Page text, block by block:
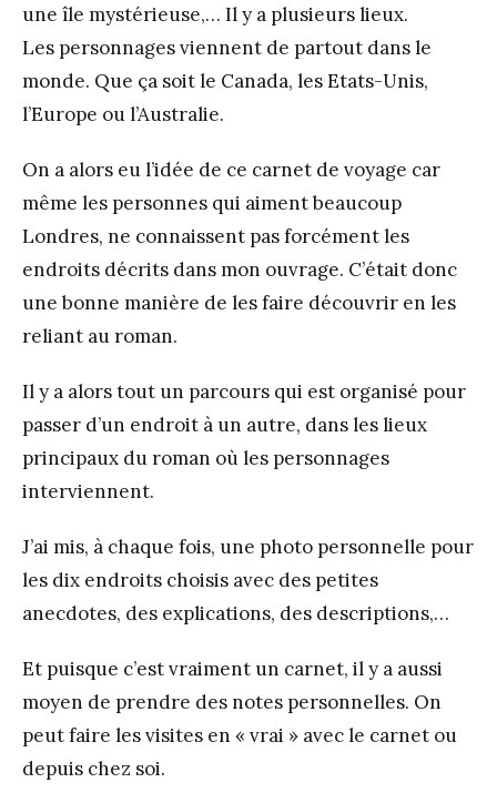
une île mystérieuse,… Il y a plusieurs lieux.
Les personnages viennent de partout dans le
monde. Que ça soit le Canada, les Etats-Unis,
l’Europe ou l’Australie.
On a alors eu l’idée de ce carnet de voyage car
même les personnes qui aiment beaucoup
Londres, ne connaissent pas forcément les
endroits décrits dans mon ouvrage. C’était donc
une bonne manière de les faire découvrir en les
reliant au roman.
Il y a alors tout un parcours qui est organisé pour
passer d’un endroit à un autre, dans les lieux
principaux du roman où les personnages
interviennent.
J’ai mis, à chaque fois, une photo personnelle pour
les dix endroits choisis avec des petites
anecdotes, des explications, des descriptions,…
Et puisque c’est vraiment un carnet, il y a aussi
moyen de prendre des notes personnelles. On
peut faire les visites en « vrai » avec le carnet ou
depuis chez soi.